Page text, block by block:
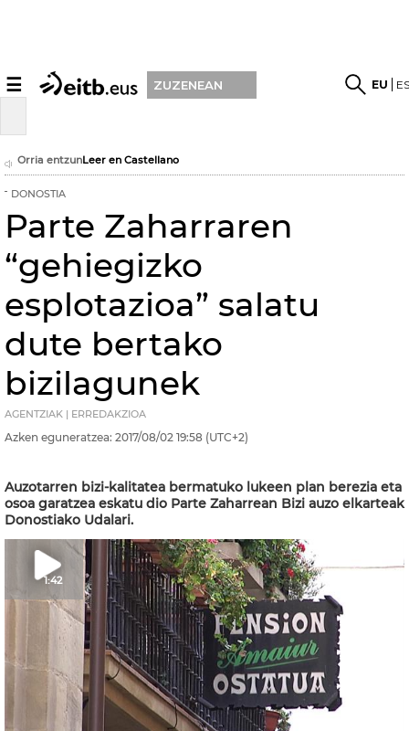
☰ ZUZENEAN EU
Orria entzunLeer en Castellano
DONOSTIA
Parte Zaharraren
“gehiegizko
esplotazioa” salatu
dute bertako
bizilagunek
AGENTZIAK | ERREDAKZIOA
Azken eguneratzea: 2017/08/02 19:58 (UTC+2)
Auzotarren bizi-kalitatea bermatuko lukeen plan berezia eta
osoa garatzea eskatu dio Parte Zaharrean Bizi auzo elkarteak
Donostiako Udalari.
1:42